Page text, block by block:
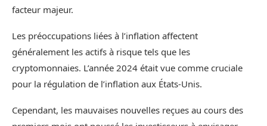
facteur majeur.
Les préoccupations liées à l’inflation affectent
généralement les actifs à risque tels que les
cryptomonnaies. L’année 2024 était vue comme cruciale
pour la régulation de l’inflation aux États-Unis.
Cependant, les mauvaises nouvelles reçues au cours des